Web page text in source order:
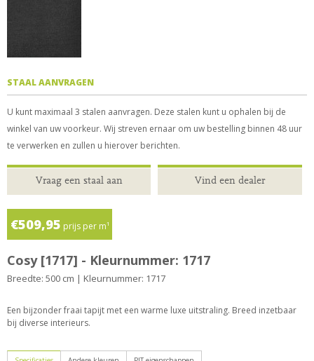
STAAL AANVRAGEN
U kunt maximaal 3 stalen aanvragen. Deze stalen kunt u ophalen bij de
winkel van uw voorkeur. Wij streven ernaar om uw bestelling binnen 48 uur
te verwerken en zullen u hierover berichten.
Vraag een staal aan Vind een dealer
€509,95 prijs per m¹
Cosy [1717] - Kleurnummer: 1717
Breedte: 500 cm | Kleurnummer: 1717
Een bijzonder fraai tapijt met een warme luxe uitstraling. Breed inzetbaar
bij diverse interieurs.